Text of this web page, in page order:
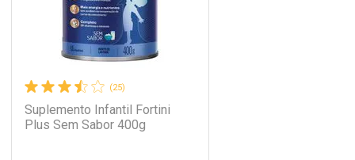
(25)
Suplemento Infantil Fortini
Plus Sem Sabor 400g